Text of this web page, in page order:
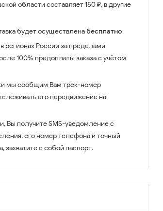
области составляет 150 ₽, в другие
будет осуществленабесплатно
регионах России за пределами
100% предоплаты заказа с учётом
мы сообщим Вам трек-номер
его передвижение на
Вы получите SMS-уведомление с
его номер телефона и точный
захватите с собой паспорт.